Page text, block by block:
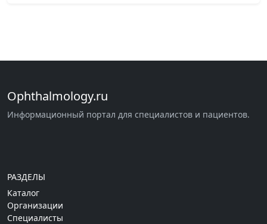
Ophthalmology.ru
Информационный портал для специалистов и пациентов.
РАЗДЕЛЫ
Каталог
Организации
Специалисты